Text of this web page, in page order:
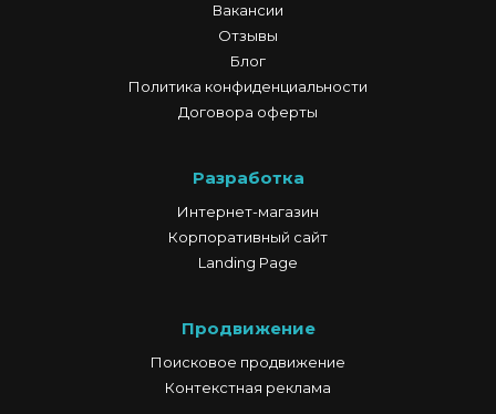
Вакансии
Отзывы
Блог
Политика конфиденциальности
Договора оферты
Разработка
Интернет-магазин
Корпоративный сайт
Landing Page
Продвижение
Поисковое продвижение
Контекстная реклама